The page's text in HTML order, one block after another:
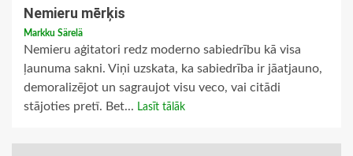
Nemieru mērķis
Markku Särelä
Nemieru aģitatori redz moderno sabiedrību kā visa
ļaunuma sakni. Viņi uzskata, ka sabiedrība ir jāatjauno,
demoralizējot un sagraujot visu veco, vai citādi
stājoties pretī. Bet... Lasīt tālāk